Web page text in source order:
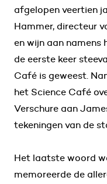
afgelopen veertien
Hammer, directeur
en wijn aan namens
de eerste keer
Café is geweest.
het Science Café
Verschure aan
tekeningen van de
Het laatste woord
memoreerde de